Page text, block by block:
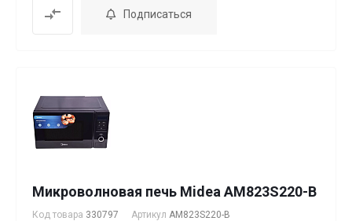
Подписаться
Микроволновая печь Midea AM823S220-B
Код товара 330797 Артикул AM823S220-B